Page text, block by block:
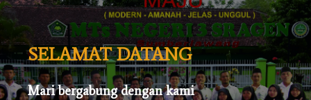
SELAMAT DATANG
Mari bergabung dengan kami